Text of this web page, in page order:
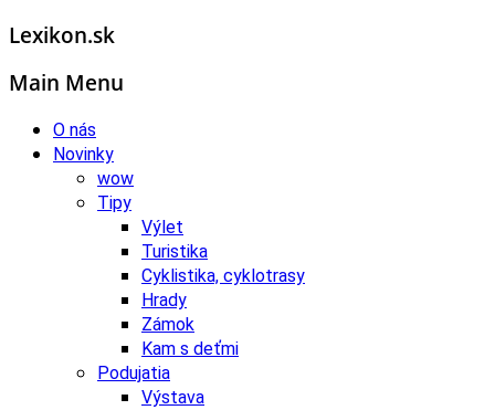
Lexikon.sk
Main Menu
O nás
Novinky
wow
Tipy
Výlet
Turistika
Cyklistika, cyklotrasy
Hrady
Zámok
Kam s deťmi
Podujatia
Výstava